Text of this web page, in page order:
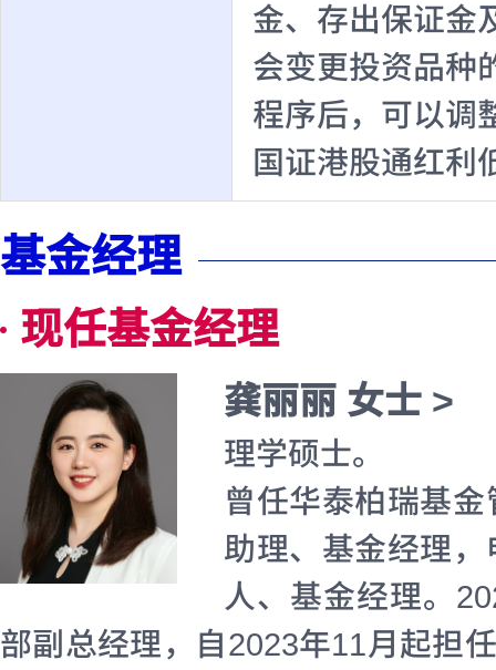
金、存出保证金
会变更投资品种
程序后，可以调
国证港股通红利
基金经理
现任基金经理
龚丽丽 女士 >
理学硕士。
曾任华泰柏瑞基
助理、基金经理
人、基金经理。
部副总经理，自2023年11月起担